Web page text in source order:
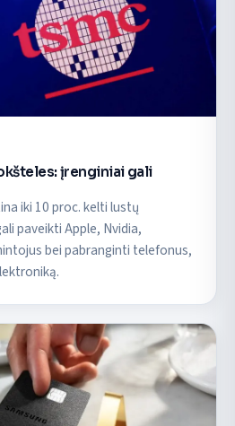
įrenginiai gali
iki 10 proc. kelti lustų
paveikti Apple, Nvidia,
bei pabranginti telefonus,